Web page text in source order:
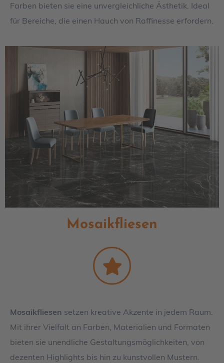
Farben bieten sie eine unvergleichliche Ästhetik. Ideal
für Bereiche, die einen Hauch von Raffinesse erfordern.
Mosaikfliesen
Mosaikfliesen setzen kreative Akzente in jedem Raum.
Mit ihrer Vielfalt an Farben, Materialien und Formaten
bieten sie unendliche Gestaltungsmöglichkeiten, von
dezenten Highlights bis hin zu kunstvollen Mustern.